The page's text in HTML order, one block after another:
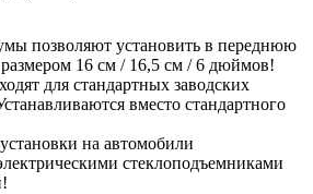
позволяют установить в переднюю
16 см / 16,5 см / 6 дюймов!
для стандартных заводских
вместо стандартного
на автомобили
стеклоподъемниками